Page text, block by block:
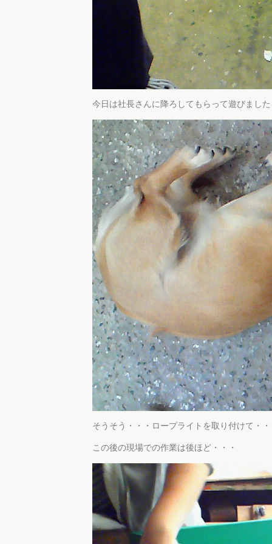
今日は社長さんに降ろしてもらって遊びました
そうそう・・・ロープライトを取り付けて・
この後の現場での作業は後ほど・・・